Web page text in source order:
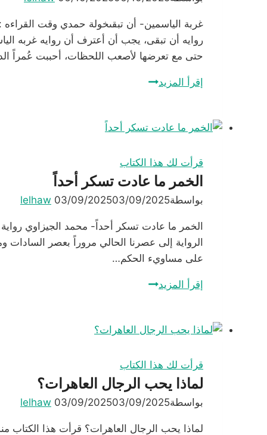
روايه أن تبقى، يجب أن أعترف أن روايه غربه
حتى مع تعرضها لأصعب اللحظات، أحببت عُمراً
إقرأ المزيدغربة
تبقى
قرأت لك هذا الكتاب
الخمر ما عادت تسكر أحداً
بواسطة lelhaw 03/09/202503/09/2025
على مساويء الحكم…
إقرأ المزيدالخمر
تسكر
قرأت لك هذا الكتاب
لماذا يحب الرجال العاهرات؟
بواسطة lelhaw 03/09/202503/09/2025
لماذا يحب الرجال العاهرات؟ قرأت هذا الكتاب